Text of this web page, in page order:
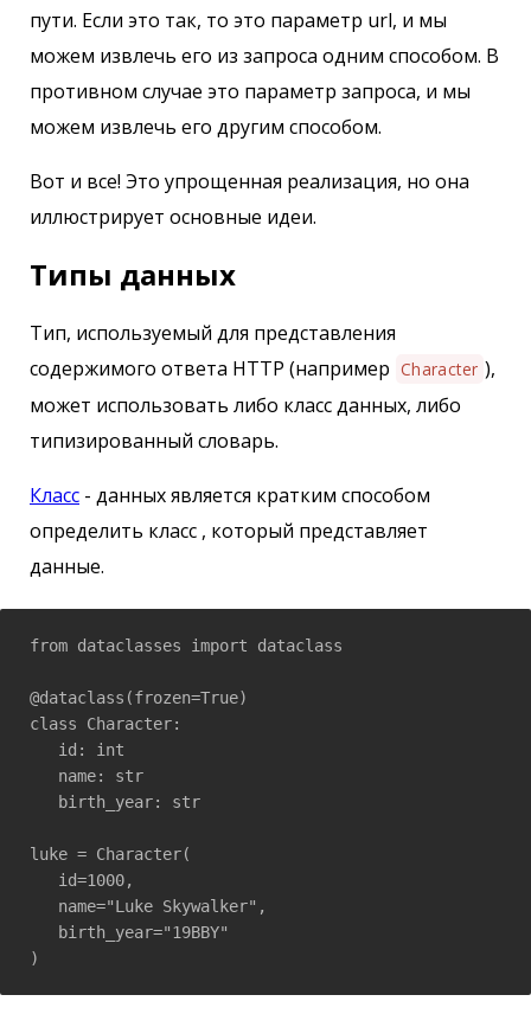
пути. Если это так, то это параметр url, и мы
можем извлечь его из запроса одним способом. В
противном случае это параметр запроса, и мы
можем извлечь его другим способом.
Вот и все! Это упрощенная реализация, но она
иллюстрирует основные идеи.
Типы данных
Тип, используемый для представления
содержимого ответа HTTP (например Character ),
может использовать либо класс данных, либо
типизированный словарь.
Класс - данных является кратким способом
определить класс , который представляет
данные.
from dataclasses import dataclass
@dataclass(frozen=True)
class Character:
   id: int
   name: str
   birth_year: str
luke = Character(
   id=1000,
   name="Luke Skywalker",
   birth_year="19BBY"
)